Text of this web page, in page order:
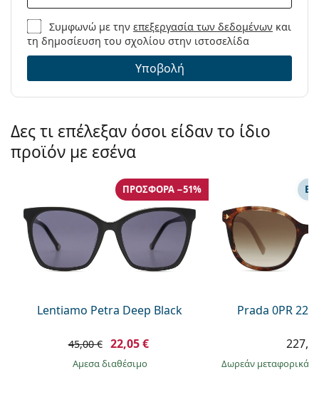
Συμφωνώ με τηνεπεξεργασία των δεδομένων και
τη δημοσίευση του σχολίου στην ιστοσελίδα
Υποβολή
Δες τι επέλεξαν όσοι είδαν το ίδιο
προϊόν με εσένα
Lentiamo Petra Deep Black
ΠΡΟΣΦΟΡΆ −51%
45,00 € 22,05 €
άμεσα διαθέσιμο
Prada 0PR
Δωρεάν μεταφορικά